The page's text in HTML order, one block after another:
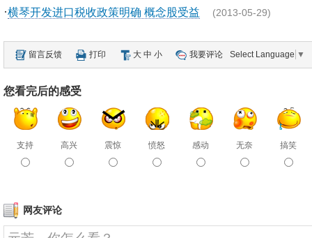
·横琴开发进口税收政策明确 概念股受益 (2013-05-29)
留言反馈 打印 大 中 小 我要评论 Select Language ▼
您看完后的感受
支持 高兴 震惊 愤怒 感动 无奈 搞笑
网友评论